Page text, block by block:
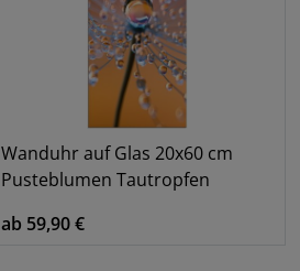
Wanduhr auf Glas 20x60 cm
Pusteblumen Tautropfen
ab 59,90 €